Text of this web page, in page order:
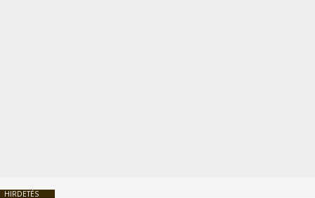
HIRDETÉS